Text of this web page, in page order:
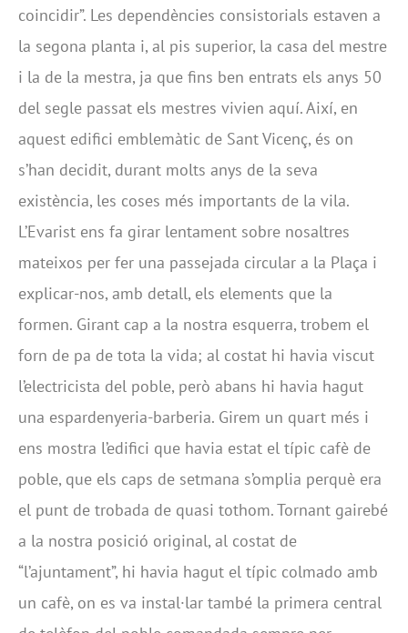
coincidir”. Les dependències consistorials estaven a
la segona planta i, al pis superior, la casa del mestre
i la de la mestra, ja que fins ben entrats els anys 50
del segle passat els mestres vivien aquí. Així, en
aquest edifici emblemàtic de Sant Vicenç, és on
s’han decidit, durant molts anys de la seva
existència, les coses més importants de la vila.
L’Evarist ens fa girar lentament sobre nosaltres
mateixos per fer una passejada circular a la Plaça i
explicar-nos, amb detall, els elements que la
formen. Girant cap a la nostra esquerra, trobem el
forn de pa de tota la vida; al costat hi havia viscut
l’electricista del poble, però abans hi havia hagut
una espardenyeria-barberia. Girem un quart més i
ens mostra l’edifici que havia estat el típic cafè de
poble, que els caps de setmana s’omplia perquè era
el punt de trobada de quasi tothom. Tornant gairebé
a la nostra posició original, al costat de
“l’ajuntament”, hi havia hagut el típic colmado amb
un cafè, on es va instal·lar també la primera central